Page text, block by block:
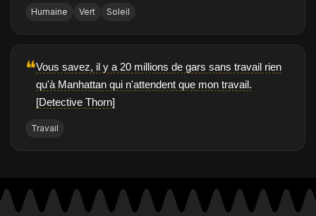
Humaine Vert Soleil
❝Vous savez, il y a 20 millions de gars sans travail rien
qu'à Manhattan qui n'attendent que mon travail.
[Detective Thorn]
Travail